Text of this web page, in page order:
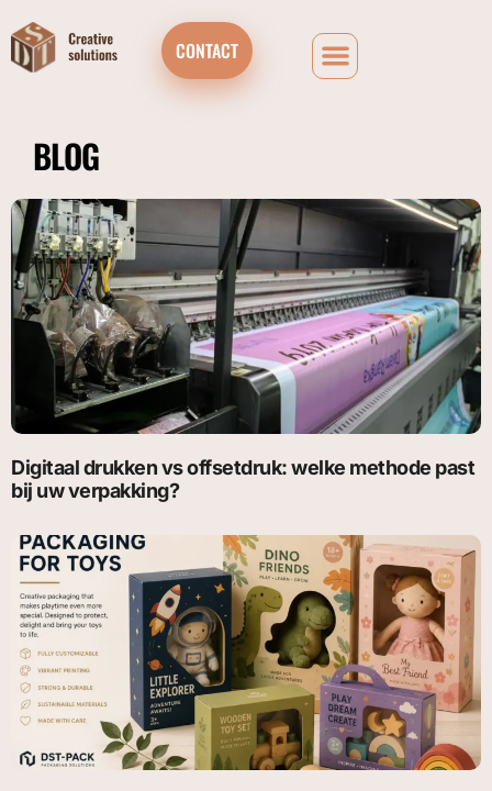
CONTACT
BLOG
Digitaal drukken vs offsetdruk: welke methode past
bij uw verpakking?